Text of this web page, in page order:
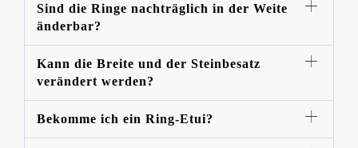
Sind die Ringe nachträglich in der Weite
änderbar?
Kann die Breite und der Steinbesatz
verändert werden?
Bekomme ich ein Ring-Etui?